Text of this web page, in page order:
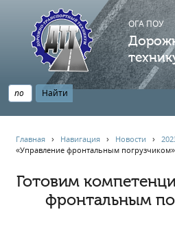
ОГА ПОУ
НАВИГАЦИЯ
Главная
Профессионалитет
Главная › Навигация › Новости ›
«Управление фронтальным погрузчиком»
Готовим
фронтальным